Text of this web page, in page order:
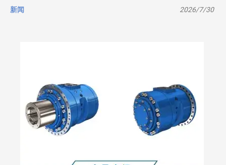
新闻 2026/7/30